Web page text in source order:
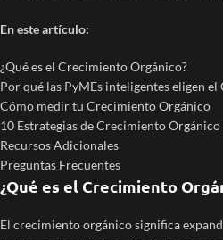
En este artículo:
¿Qué es el Crecimiento Orgánico?
Por qué las PyMEs inteligentes eligen
Cómo medir tu Crecimiento Orgánico
10 Estrategias de Crecimiento Orgánico
Recursos Adicionales
Preguntas Frecuentes
¿Qué es el Crecimiento
El crecimiento orgánico significa